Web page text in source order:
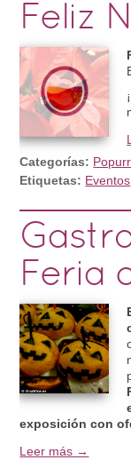
Feliz
Categorías:
Etiquetas: Eventos
Feria
exposición con
Leer más →